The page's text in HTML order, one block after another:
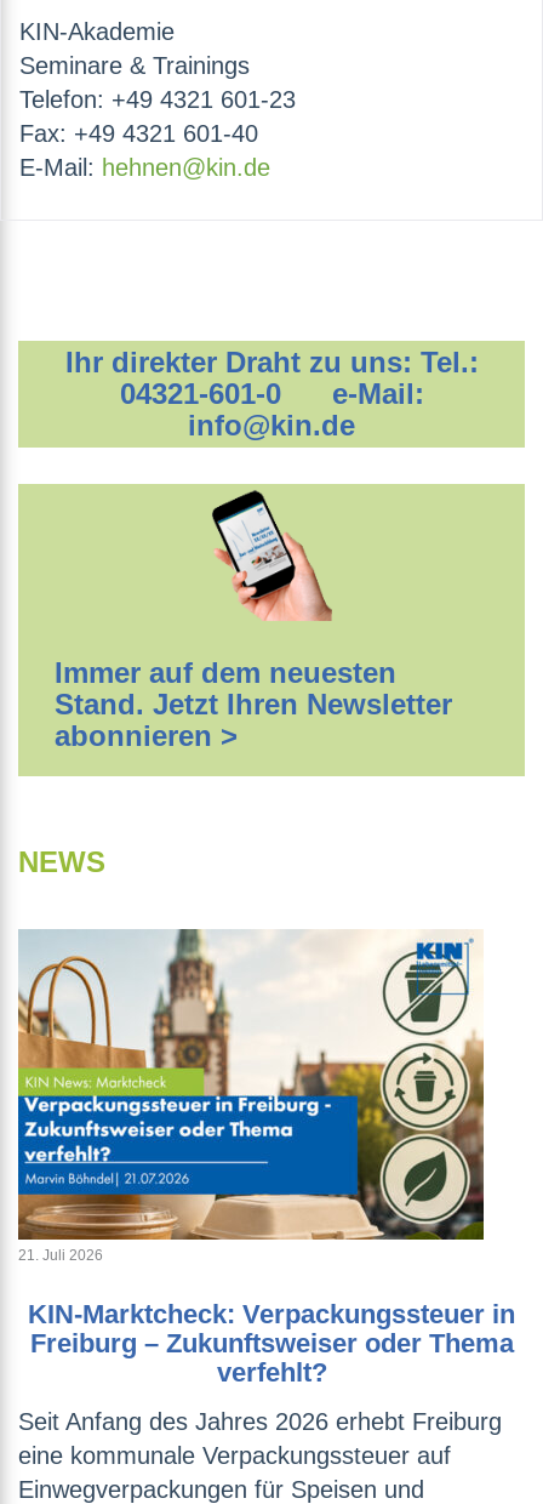
KIN-Akademie
Seminare & Trainings
Telefon: +49 4321 601-23
Fax: +49 4321 601-40
E-Mail: hehnen@kin.de
Ihr direkter Draht zu uns: Tel.:
04321-601-0 e-Mail:
info@kin.de
Immer auf dem neuesten
Stand. Jetzt Ihren Newsletter
abonnieren >
NEWS
21. Juli 2026
KIN-Marktcheck: Verpackungssteuer in
Freiburg – Zukunftsweiser oder Thema
verfehlt?
Seit Anfang des Jahres 2026 erhebt Freiburg
eine kommunale Verpackungssteuer auf
Einwegverpackungen für Speisen und